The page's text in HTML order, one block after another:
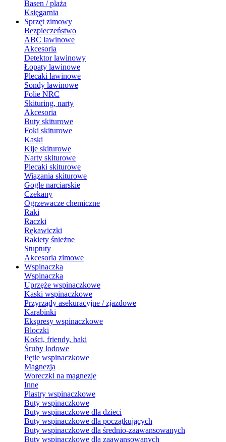
Basen / plaża
Księgarnia
Sprzęt zimowy
Bezpieczeństwo
ABC lawinowe
Akcesoria
Detektor lawinowy
Łopaty lawinowe
Plecaki lawinowe
Sondy lawinowe
Folie NRC
Skituring, narty
Akcesoria
Buty skiturowe
Foki skiturowe
Kaski
Kije skiturowe
Narty skiturowe
Plecaki skiturowe
Wiązania skiturowe
Gogle narciarskie
Czekany
Ogrzewacze chemiczne
Raki
Raczki
Rękawiczki
Rakiety śnieżne
Stuptuty
Akcesoria zimowe
Wspinaczka
Wspinaczka
Uprzęże wspinaczkowe
Kaski wspinaczkowe
Przyrządy asekuracyjne / zjazdowe
Karabinki
Ekspresy wspinaczkowe
Bloczki
Kości, friendy, haki
Śruby lodowe
Pętle wspinaczkowe
Magnezja
Woreczki na magnezje
Inne
Plastry wspinaczkowe
Buty wspinaczkowe
Buty wspinaczkowe dla dzieci
Buty wspinaczkowe dla początkujących
Buty wspinaczkowe dla średnio-zaawansowanych
Buty wspinaczkowe dla zaawansowanych